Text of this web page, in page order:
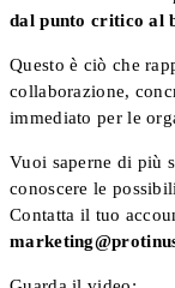
dal punto critico al
Questo è ciò che
collaborazione,
immediato per le
Vuoi saperne di più
conoscere le
Contatta il tuo